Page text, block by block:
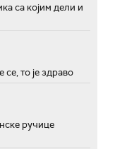
са којим дели и
се, то је здраво
ручице